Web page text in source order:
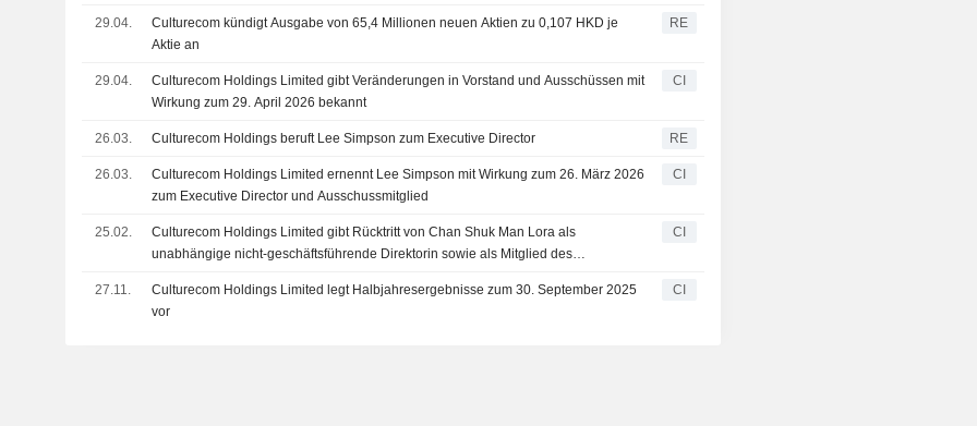
29.04.
Culturecom kündigt Ausgabe von 65,4 Millionen neuen Aktien zu 0,107 HKD je
Aktie an
RE
29.04.
Culturecom Holdings Limited gibt Veränderungen in Vorstand und Ausschüssen mit
Wirkung zum 29. April 2026 bekannt
CI
26.03. Culturecom Holdings beruft Lee Simpson zum Executive Director RE
26.03.
Culturecom Holdings Limited ernennt Lee Simpson mit Wirkung zum 26. März 2026
zum Executive Director und Ausschussmitglied
CI
25.02.
Culturecom Holdings Limited gibt Rücktritt von Chan Shuk Man Lora als
unabhängige nicht-geschäftsführende Direktorin sowie als Mitglied des
CI
27.11.
Culturecom Holdings Limited legt Halbjahresergebnisse zum 30. September 2025
vor
CI